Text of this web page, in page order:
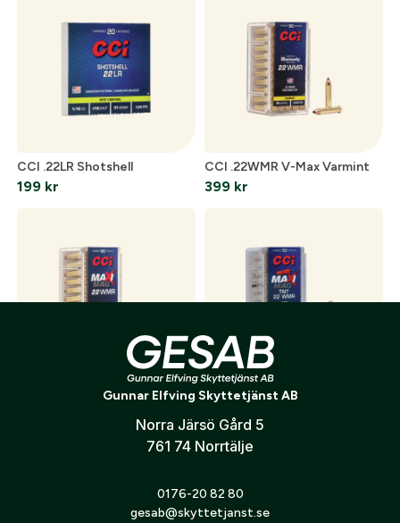
CCI .22LR Shotshell
199 kr
CCI .22WMR V-Max Varmint
399 kr
CCI .22WMR TMJ Maxi-Mag CCI .22 WMR Maxi-Mag TNT
Gunnar Elfving Skyttetjänst AB
Norra Järsö Gård 5
761 74 Norrtälje
0176-20 82 80
gesab@skyttetjanst.se